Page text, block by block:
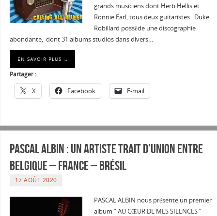
grands musiciens dont Herb Hellis et
Ronnie Earl, tous deux guitaristes . Duke
Robillard possède une discographie
abondante, dont 31 albums studios dans divers…
EN SAVOIR PLUS …
Partager :
X Facebook E-mail
PASCAL ALBIN : Un artiste trait d’union entre
Belgique – France – Brésil
17 AOÛT 2020
PASCAL ALBIN nous présente un premier
album ” AU CŒUR DE MES SILENCES ”